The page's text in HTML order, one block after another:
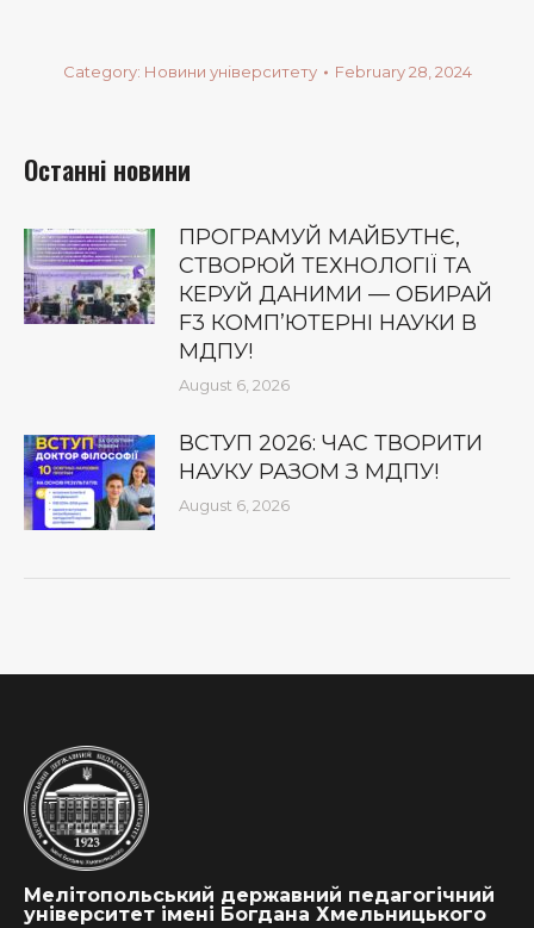
Category: Новини університету February 28, 2024
Останні новини
ПРОГРАМУЙ МАЙБУТНЄ,
СТВОРЮЙ ТЕХНОЛОГІЇ ТА
КЕРУЙ ДАНИМИ — ОБИРАЙ
F3 КОМП’ЮТЕРНІ НАУКИ В
МДПУ!
August 6, 2026
ВСТУП 2026: ЧАС ТВОРИТИ
НАУКУ РАЗОМ З МДПУ!
August 6, 2026
Мелітопольський державний педагогічний
університет імені Богдана Хмельницького